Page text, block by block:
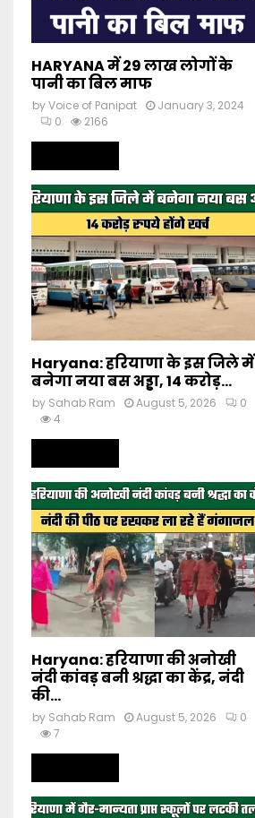
HARYANA में 29 लाख लोगों के
पानी का बिल माफ
byVoice of Panipat
January 3, 2024
0
2166
Haryana: हरियाणा के इस जिले में
बनेगा नया बस अड्डा, 14 करोड़...
by Sahab Ram August 5, 2026
0
4
Haryana: हरियाणा की अनोखी
नंदी कांवड़ बनी श्रद्धा का केंद्र, नंदी
की...
by Sahab Ram August 5, 2026
0
7